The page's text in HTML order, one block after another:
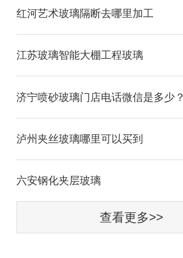
红河艺术玻璃隔断去哪里加工
江苏玻璃智能大棚工程玻璃
济宁喷砂玻璃门店电话微信是多少？
泸州夹丝玻璃哪里可以买到
六安钢化夹层玻璃
查看更多>>